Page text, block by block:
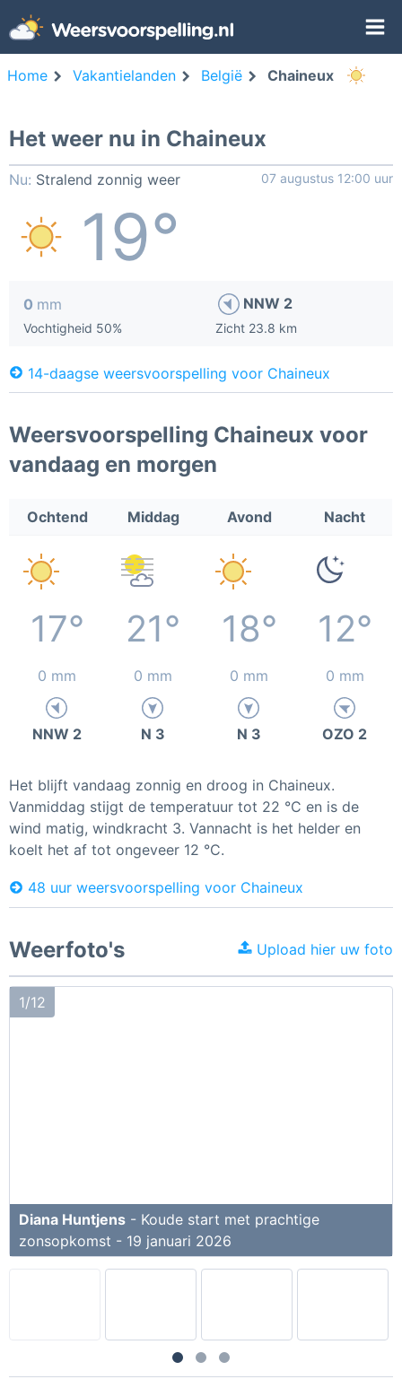
Home Vakantielanden België Chaineux
Het weer nu in Chaineux
Nu: Stralend zonnig weer 07 augustus 12:00 uur
19°
0 mm
Vochtigheid 50%
NNW 2
Zicht 23.8 km
14-daagse weersvoorspelling voor Chaineux
Weersvoorspelling Chaineux voor
vandaag en morgen
Ochtend Middag Avond Nacht
17° 21° 18° 12°
0 mm 0 mm 0 mm 0 mm
NNW 2 N 3 N 3 OZO 2
Het blijft vandaag zonnig en droog in Chaineux.
Vanmiddag stijgt de temperatuur tot 22 °C en is de
wind matig, windkracht 3. Vannacht is het helder en
koelt het af tot ongeveer 12 °C.
48 uur weersvoorspelling voor Chaineux
Weerfoto's Upload hier uw foto
1/12
Diana Huntjens - Koude start met prachtige
zonsopkomst - 19 januari 2026